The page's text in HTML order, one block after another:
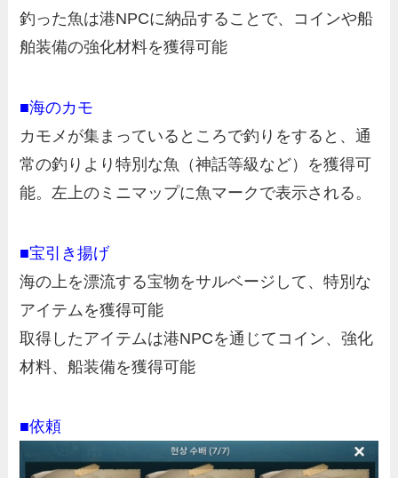
釣った魚は港NPCに納品することで、コインや船
舶装備の強化材料を獲得可能
■海のカモ
カモメが集まっているところで釣りをすると、通
常の釣りより特別な魚（神話等級など）を獲得可
能。左上のミニマップに魚マークで表示される。
■宝引き揚げ
海の上を漂流する宝物をサルベージして、特別な
アイテムを獲得可能
取得したアイテムは港NPCを通じてコイン、強化
材料、船装備を獲得可能
■依頼